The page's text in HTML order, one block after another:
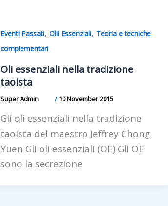
Eventi Passati,Olii Essenziali, Teoria e tecniche
complementari
Oli essenziali nella tradizione
taoista
Super Admin /10 November 2015
Gli oli essenziali nella tradizione
taoista del maestro Jeffrey Chong
Yuen Gli oli essenziali (OE) Gli OE
sono la secrezione